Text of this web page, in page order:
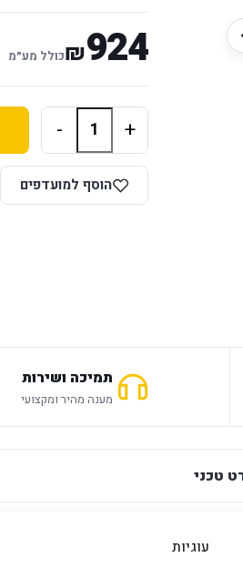
עוגיות
924
₪כולל מע״מ
+
-
הוסף למועדפים
תמיכה ושירות
מענה מהיר ומקצועי
טכני
Server 2025